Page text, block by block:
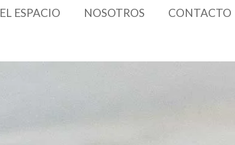
EL ESPACIO
NOSOTROS CONTACTO